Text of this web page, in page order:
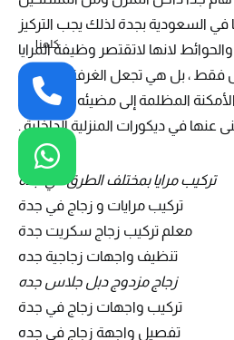
في السعودية بجدة لذلك يجب التركيز
لانها لاتقتصر وظيفة المرايا
فقط ، بل هي تجعل الغرفة الصغيرة
المظلمة إلى مضيئه ,علما بانها
في ديكورات المنزلية الداخلية .
تركيب مرايا بمختلف الطرق في جدة
تركيب مرايات و زجاج في جدة
معلم تركيب زجاج سكريت جدة
تنظيف واجهات زجاجية جده
زجاج مزدوج دبل جلاس جده
تركيب واجهات زجاج في جدة
تفصيل واجهة زجاج في جده
كلمنا